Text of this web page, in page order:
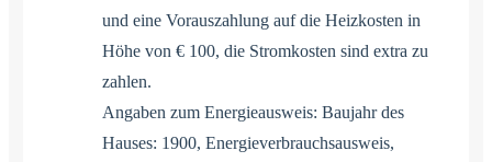
und eine Vorauszahlung auf die Heizkosten in
Höhe von € 100, die Stromkosten sind extra zu
zahlen.
Angaben zum Energieausweis: Baujahr des
Hauses: 1900, Energieverbrauchsausweis,